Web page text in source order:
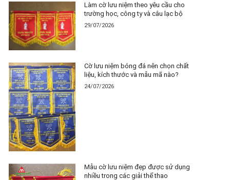
Làm cờ lưu niệm theo yêu cầu cho
trường học, công ty và câu lạc bộ
29/07/2026
Cờ lưu niệm bóng đá nên chọn chất
liệu, kích thước và mẫu mã nào?
24/07/2026
Mẫu cờ lưu niệm đẹp được sử dụng
nhiều trong các giải thể thao